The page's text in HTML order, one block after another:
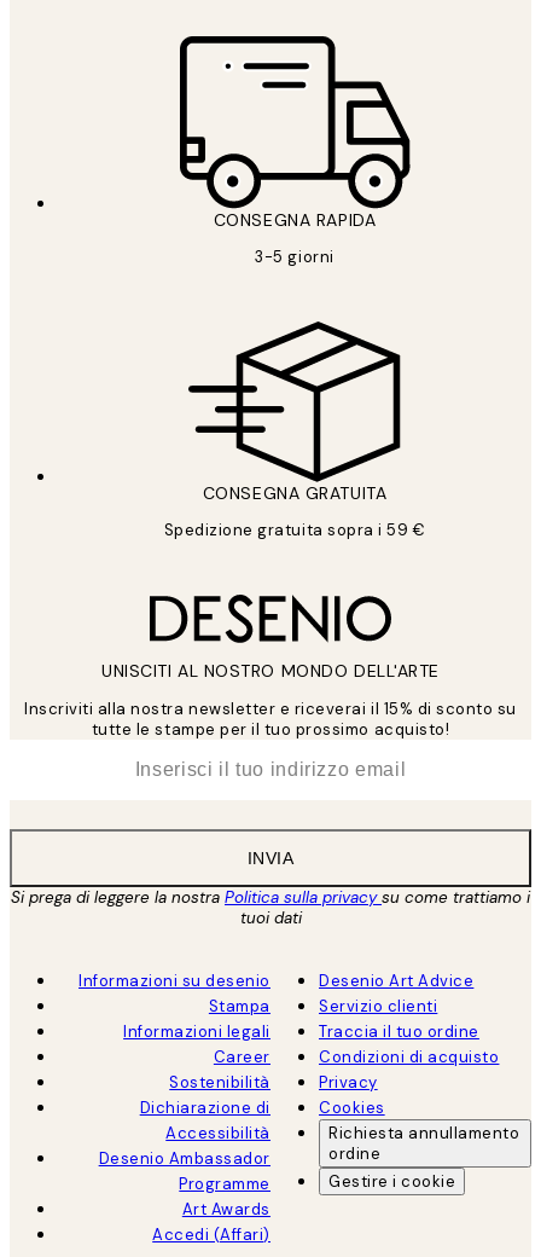
CONSEGNA RAPIDA
3-5 giorni
CONSEGNA GRATUITA
Spedizione gratuita sopra i 59 €
UNISCITI AL NOSTRO MONDO DELL'ARTE
Inscriviti alla nostra newsletter e riceverai il 15% di sconto su
tutte le stampe per il tuo prossimo acquisto!
INVIA
Si prega di leggere la nostra Politica sulla privacysu come trattiamo i
tuoi dati
Informazioni su desenio
Stampa
Informazioni legali
Career
Sostenibilità
Dichiarazione di
Accessibilità
Desenio Ambassador
Programme
Art Awards
Accedi (Affari)
Desenio Art Advice
Servizio clienti
Traccia il tuo ordine
Condizioni di acquisto
Privacy
Cookies
Richiesta annullamento
ordine
Gestire i cookie